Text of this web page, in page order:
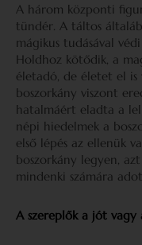
A három központi
tündér. A táltos
mágikus tudásával
Holdhoz kötődik, a
életadó, de életet el is
boszorkány viszont
hatalmáért eladta a
népi hiedelmek a
első lépés az ellenük
boszorkány legyen,
mindenki számára
A szereplők a jót vagy